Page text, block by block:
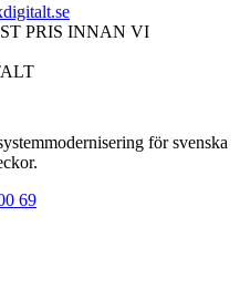
PRIS INNAN VI
för svenska
69